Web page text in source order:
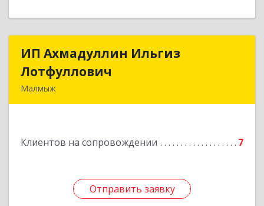
ИП Ахмадуллин Ильгиз
Лотфуллович
Малмыж
Клиентов на сопровождении 7
Отправить заявку
ИП Ахмадуллин Ильгиз
Подробнее
Отправить заявку